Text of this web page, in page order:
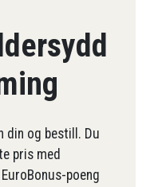
din og bestill. Du
pris med
poeng